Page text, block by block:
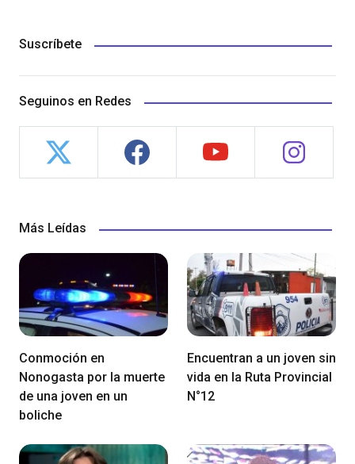
Suscríbete
Seguinos en Redes
Más Leídas
Conmoción en
Nonogasta por la muerte
de una joven en un
boliche
Encuentran a un joven sin
vida en la Ruta Provincial
N°12